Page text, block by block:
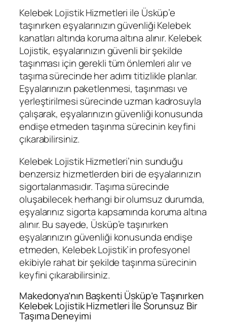
Kelebek Lojistik Hizmetleri ile Üsküp’e
taşınırken eşyalarınızın güvenliği Kelebek
kanatları altında koruma altına alınır. Kelebek
Lojistik, eşyalarınızın güvenli bir şekilde
taşınması için gerekli tüm önlemleri alır ve
taşıma sürecinde her adımı titizlikle planlar.
Eşyalarınızın paketlenmesi, taşınması ve
yerleştirilmesi sürecinde uzman kadrosuyla
çalışarak, eşyalarınızın güvenliği konusunda
endişe etmeden taşınma sürecinin keyfini
çıkarabilirsiniz.
Kelebek Lojistik Hizmetleri’nin sunduğu
benzersiz hizmetlerden biri de eşyalarınızın
sigortalanmasıdır. Taşıma sürecinde
oluşabilecek herhangi bir olumsuz durumda,
eşyalarınız sigorta kapsamında koruma altına
alınır. Bu sayede, Üsküp’e taşınırken
eşyalarınızın güvenliği konusunda endişe
etmeden, Kelebek Lojistik’in profesyonel
ekibiyle rahat bir şekilde taşınma sürecinin
keyfini çıkarabilirsiniz.
Makedonya’nın Başkenti Üsküp’e Taşınırken
Kelebek Lojistik Hizmetleri İle Sorunsuz Bir
Taşıma Deneyimi